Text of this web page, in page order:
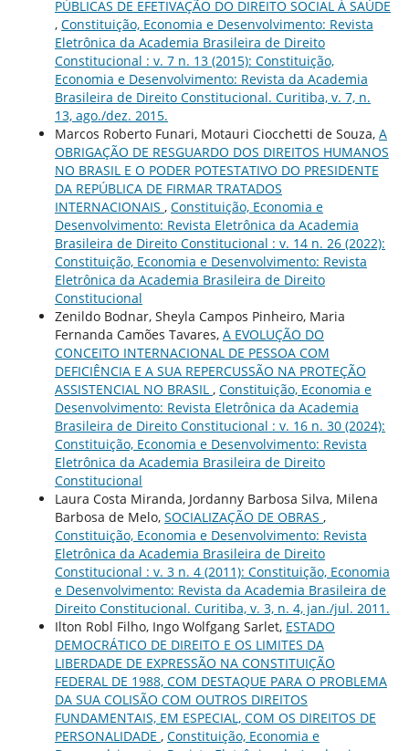
PÚBLICAS DE EFETIVAÇÃO DO DIREITO SOCIAL À SAÚDE
, Constituição, Economia e Desenvolvimento: Revista
Eletrônica da Academia Brasileira de Direito
Constitucional : v. 7 n. 13 (2015): Constituição,
Economia e Desenvolvimento: Revista da Academia
Brasileira de Direito Constitucional. Curitiba, v. 7, n.
13, ago./dez. 2015.
Marcos Roberto Funari, Motauri Ciocchetti de Souza, A
OBRIGAÇÃO DE RESGUARDO DOS DIREITOS HUMANOS
NO BRASIL E O PODER POTESTATIVO DO PRESIDENTE
DA REPÚBLICA DE FIRMAR TRATADOS
INTERNACIONAIS , Constituição, Economia e
Desenvolvimento: Revista Eletrônica da Academia
Brasileira de Direito Constitucional : v. 14 n. 26 (2022):
Constituição, Economia e Desenvolvimento: Revista
Eletrônica da Academia Brasileira de Direito
Constitucional
Zenildo Bodnar, Sheyla Campos Pinheiro, Maria
Fernanda Camões Tavares, A EVOLUÇÃO DO
CONCEITO INTERNACIONAL DE PESSOA COM
DEFICIÊNCIA E A SUA REPERCUSSÃO NA PROTEÇÃO
ASSISTENCIAL NO BRASIL , Constituição, Economia e
Desenvolvimento: Revista Eletrônica da Academia
Brasileira de Direito Constitucional : v. 16 n. 30 (2024):
Constituição, Economia e Desenvolvimento: Revista
Eletrônica da Academia Brasileira de Direito
Constitucional
Laura Costa Miranda, Jordanny Barbosa Silva, Milena
Barbosa de Melo, SOCIALIZAÇÃO DE OBRAS ,
Constituição, Economia e Desenvolvimento: Revista
Eletrônica da Academia Brasileira de Direito
Constitucional : v. 3 n. 4 (2011): Constituição, Economia
e Desenvolvimento: Revista da Academia Brasileira de
Direito Constitucional. Curitiba, v. 3, n. 4, jan./jul. 2011.
Ilton Robl Filho, Ingo Wolfgang Sarlet, ESTADO
DEMOCRÁTICO DE DIREITO E OS LIMITES DA
LIBERDADE DE EXPRESSÃO NA CONSTITUIÇÃO
FEDERAL DE 1988, COM DESTAQUE PARA O PROBLEMA
DA SUA COLISÃO COM OUTROS DIREITOS
FUNDAMENTAIS, EM ESPECIAL, COM OS DIREITOS DE
PERSONALIDADE , Constituição, Economia e